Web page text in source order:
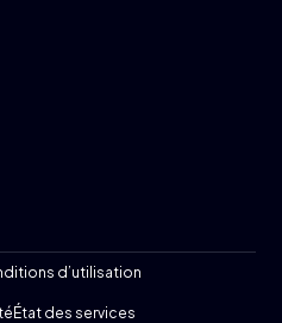
d’utilisation
État des services